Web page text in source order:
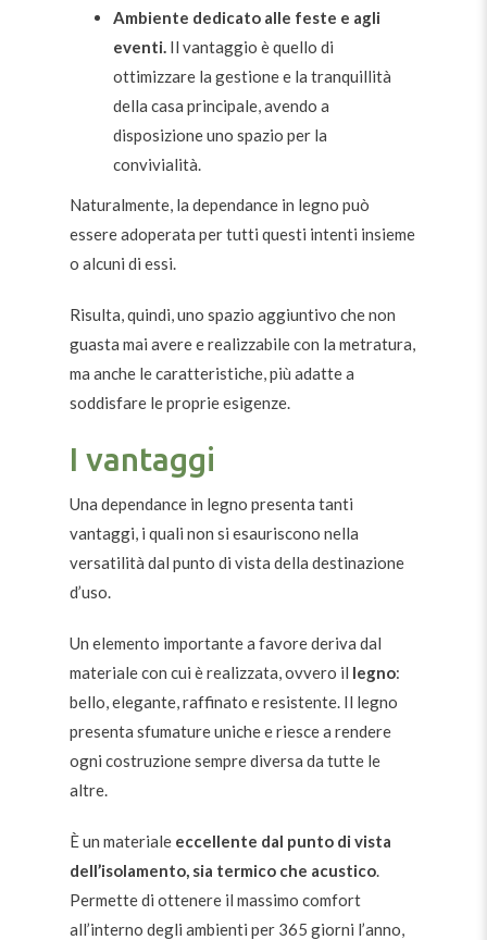
Ambiente dedicato alle feste e agli
eventi.Il vantaggio è quello di
ottimizzare la gestione e la tranquillità
della casa principale, avendo a
disposizione uno spazio per la
convivialità.
Naturalmente, la dependance in legno può
essere adoperata per tutti questi intenti insieme
o alcuni di essi.
Risulta, quindi, uno spazio aggiuntivo che non
guasta mai avere e realizzabile con la metratura,
ma anche le caratteristiche, più adatte a
soddisfare le proprie esigenze.
I vantaggi
Una dependance in legno presenta tanti
vantaggi, i quali non si esauriscono nella
versatilità dal punto di vista della destinazione
d’uso.
Un elemento importante a favore deriva dal
materiale con cui è realizzata, ovvero il legno:
bello, elegante, raffinato e resistente. Il legno
presenta sfumature uniche e riesce a rendere
ogni costruzione sempre diversa da tutte le
altre.
È un materiale eccellente dal punto di vista
dell’isolamento, sia termico che acustico.
Permette di ottenere il massimo comfort
all’interno degli ambienti per 365 giorni l’anno,